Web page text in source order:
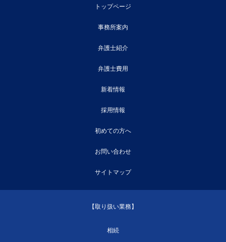
トップページ
事務所案内
弁護士紹介
弁護士費用
新着情報
採用情報
初めての方へ
お問い合わせ
サイトマップ
【取り扱い業務】
相続